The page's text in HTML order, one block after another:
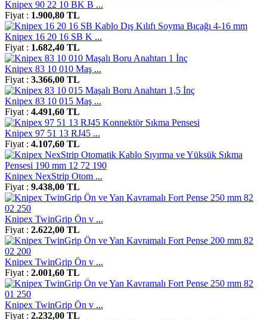
Knipex 90 22 10 BK B ...
Fiyat : 1.900,80 TL
Knipex 16 20 16 SB K ...
Fiyat : 1.682,40 TL
Knipex 83 10 010 Maş ...
Fiyat : 3.366,00 TL
Knipex 83 10 015 Maş ...
Fiyat : 4.491,60 TL
Knipex 97 51 13 RJ45 ...
Fiyat : 4.107,60 TL
Knipex NexStrip Otom ...
Fiyat : 9.438,00 TL
Knipex TwinGrip Ön v ...
Fiyat : 2.622,00 TL
Knipex TwinGrip Ön v ...
Fiyat : 2.001,60 TL
Knipex TwinGrip Ön v ...
Fiyat : 2.232,00 TL